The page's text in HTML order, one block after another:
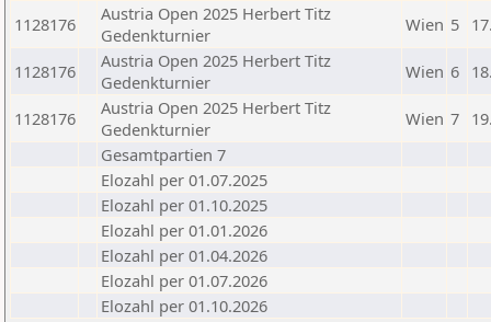
1128176
Austria Open 2025 Herbert Titz
Gedenkturnier
Wien 5
1128176
Austria Open 2025 Herbert Titz
Gedenkturnier
Wien 6
1128176
Austria Open 2025 Herbert Titz
Gedenkturnier
Wien 7
Gesamtpartien 7
Elozahl per 01.07.2025
Elozahl per 01.10.2025
Elozahl per 01.01.2026
Elozahl per 01.04.2026
Elozahl per 01.07.2026
Elozahl per 01.10.2026